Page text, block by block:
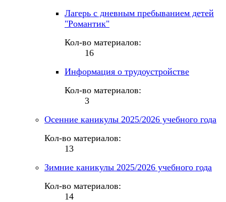
Лагерь с дневным пребыванием детей
"Романтик"
Кол-во материалов:
16
Информация о трудоустройстве
Кол-во материалов:
3
Осенние каникулы 2025/2026 учебного года
Кол-во материалов:
13
Зимние каникулы 2025/2026 учебного года
Кол-во материалов:
14